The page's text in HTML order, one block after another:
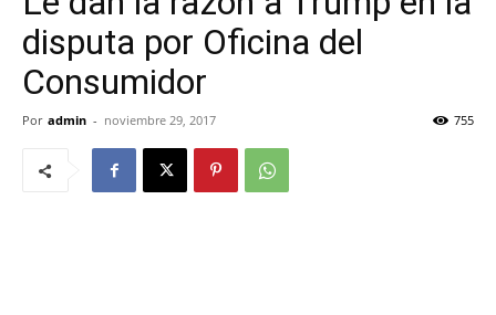
disputa por Oficina del
Consumidor
Por admin - noviembre 29, 2017 755